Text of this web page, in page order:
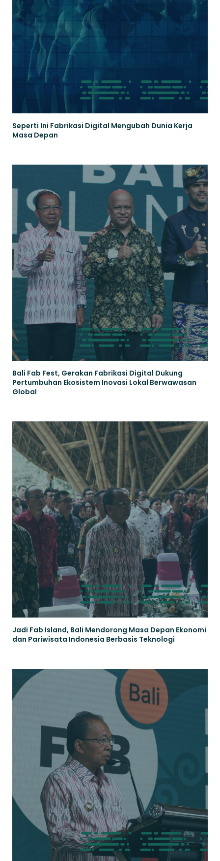
Seperti Ini Fabrikasi Digital Mengubah Dunia Kerja
Masa Depan
Bali Fab Fest, Gerakan Fabrikasi Digital Dukung
Pertumbuhan Ekosistem Inovasi Lokal Berwawasan
Global
Jadi Fab Island, Bali Mendorong Masa Depan Ekonomi
dan Pariwisata Indonesia Berbasis Teknologi